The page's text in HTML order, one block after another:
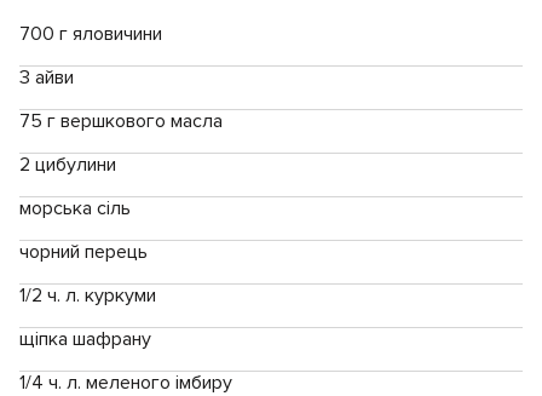
700 г яловичини
3 айви
75 г вершкового масла
2 цибулини
морська сіль
чорний перець
1/2 ч. л. куркуми
щіпка шафрану
1/4 ч. л. меленого імбиру